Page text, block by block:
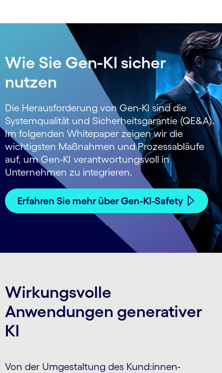
Wie Sie Gen-KI sicher
nutzen
Die Herausforderung von Gen-KI sind die
Systemqualität und Sicherheitsgarantie (QE&A).
Im folgenden Whitepaper zeigen wir die
wichtigsten Maßnahmen und Prozessabläufe
auf, um Gen-KI verantwortungsvoll in
Unternehmen zu integrieren.
Erfahren Sie mehr über Gen-KI-Safety
Wirkungsvolle
Anwendungen generativer
KI
Von der Umgestaltung des Kund:innen­